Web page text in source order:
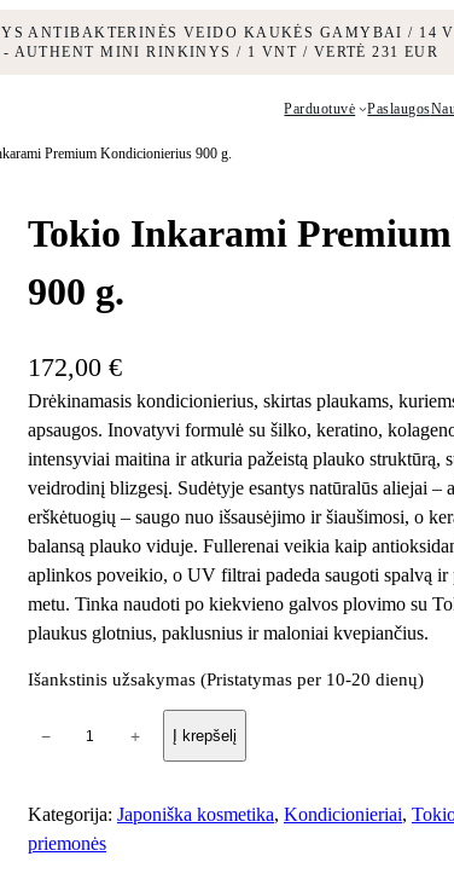
ANTIBAKTERINĖS VEIDO KAUKĖS GAMYBAI / 14
- AUTHENT MINI RINKINYS / 1 VNT / VERTĖ 231 EUR
Parduotuvė Paslaugos
Premium Kondicionierius 900 g.
Tokio Inkarami
900 g.
172,00 €
Drėkinamasis kondicionierius, skirtas plaukams,
apsaugos. Inovatyvi formulė su šilko, keratino,
intensyviai maitina ir atkuria pažeistą plauko struktūrą,
veidrodinį blizgesį. Sudėtyje esantys natūralūs aliejai
erškėtuogių – saugo nuo išsausėjimo ir šiaušimosi, o
balansą plauko viduje. Fullerenai veikia kaip
aplinkos poveikio, o UV filtrai padeda saugoti spalvą ir
metu. Tinka naudoti po kiekvieno galvos plovimo su
plaukus glotnius, paklusnius ir maloniai kvepiančius.
Išankstinis užsakymas (Pristatymas per 10-20 dienų)
d
u
− + Į krepšelį
Kategorija: Japoniška kosmetika, Kondicionieriai,
priemonės